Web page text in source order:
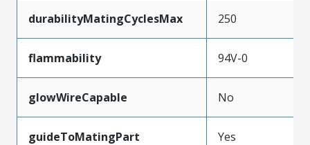
durabilityMatingCyclesMax 250
flammability 94V-0
glowWireCapable No
guideToMatingPart Yes